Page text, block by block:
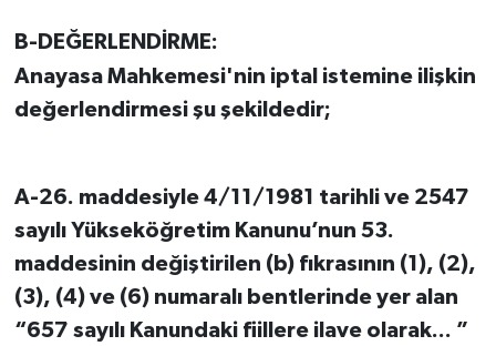
B-DEĞERLENDİRME:
Anayasa Mahkemesi'nin iptal istemine ilişkin
değerlendirmesi şu şekildedir;
A-26. maddesiyle 4/11/1981 tarihli ve 2547
sayılı Yükseköğretim Kanunu’nun 53.
maddesinin değiştirilen (b) fıkrasının (1), (2),
(3), (4) ve (6) numaralı bentlerinde yer alan
“657 sayılı Kanundaki fiillere ilave olarak... ”